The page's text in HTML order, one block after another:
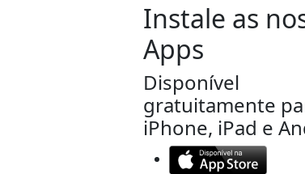
Instale as
Apps
Disponível
gratuitamente
iPhone, iPad e